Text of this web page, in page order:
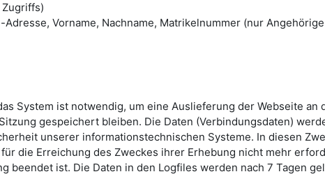
Vorname, Nachname, Matrikelnummer (nur
System ist notwendig, um eine Auslieferung der Webseite an
gespeichert bleiben. Die Daten (Verbindungsdaten)
unserer informationstechnischen Systeme. In diesen
die Erreichung des Zweckes ihrer Erhebung nicht mehr
ist. Die Daten in den Logfiles werden nach 7 Tagen